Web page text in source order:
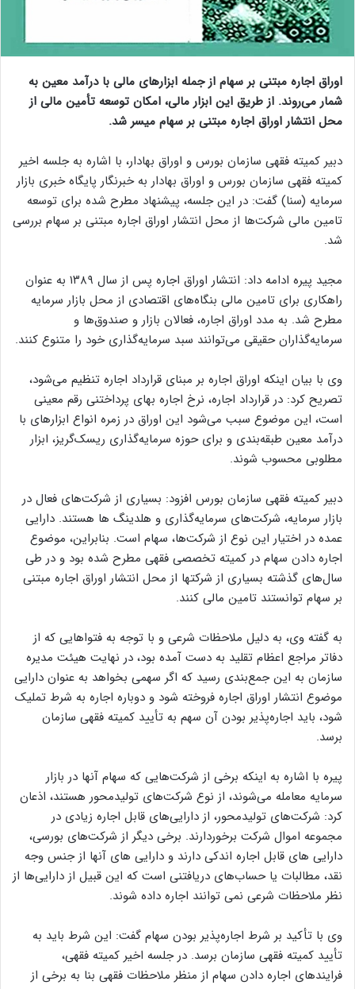
اوراق اجاره مبتنی بر سهام از جمله ابزارهای مالی با درآمد معین به
شمار می‌روند. از طریق این ابزار مالی، امکان توسعه تأمین مالی از
محل انتشار اوراق اجاره مبتنی بر سهام میسر شد.
دبیر کمیته فقهی سازمان بورس و اوراق بهادار، با اشاره به جلسه اخیر
کمیته فقهی سازمان بورس و اوراق بهادار به خبرنگار پایگاه خبری بازار
سرمایه (سنا) گفت: در این جلسه، پیشنهاد مطرح شده برای توسعه
تامین مالی شرکت‌ها از محل انتشار اوراق اجاره مبتنی بر سهام بررسی
شد.
مجید پیره ادامه داد: انتشار اوراق اجاره پس از سال ۱۳۸۹ به عنوان
راهکاری برای تامین مالی بنگاه‌های اقتصادی از محل بازار سرمایه
مطرح شد. به مدد اوراق اجاره، فعالان بازار و صندوق‌ها و
سرمایه‌گذاران حقیقی می‌توانند سبد سرمایه‌گذاری خود را متنوع کنند.
وی با بیان اینکه اوراق اجاره بر مبنای قرارداد اجاره تنظیم می‌شود،
تصریح کرد: در قرارداد اجاره، نرخ اجاره بهای پرداختنی رقم معینی
است، این موضوع سبب می‌شود این اوراق در زمره انواع ابزارهای با
درآمد معین طبقه‌بندی و برای حوزه سرمایه‌گذاری ریسک‌گریز، ابزار
مطلوبی محسوب شوند.
دبیر کمیته فقهی سازمان بورس افزود: بسیاری از شرکت‌های فعال در
بازار سرمایه، شرکت‌های سرمایه‌گذاری و هلدینگ ها هستند. دارایی
عمده‌ در اختیار این نوع از شرکت‌ها، سهام است. بنابراین، موضوع
اجاره دادن سهام در کمیته تخصصی فقهی مطرح شده بود و در طی
سال‌های گذشته بسیاری از شرکتها از محل انتشار اوراق اجاره مبتنی
بر سهام توانستند تامین مالی کنند.
به گفته وی، به دلیل ملاحظات شرعی و با توجه به فتواهایی که از
دفاتر مراجع اعظام تقلید به دست آمده بود، در نهایت هیئت مدیره
سازمان به این جمع‌بندی رسید که اگر سهمی بخواهد به عنوان دارایی
موضوع انتشار اوراق اجاره فروخته شود و دوباره اجاره به شرط تملیک
شود، باید اجاره‌پذیر بودن آن سهم به تأیید کمیته فقهی سازمان
برسد.
پیره با اشاره به اینکه برخی از شرکت‌هایی که سهام آنها در بازار
سرمایه معامله می‌شوند، از نوع شرکت‌های تولیدمحور هستند، اذعان
کرد: شرکت‌های تولیدمحور، از دارایی‌های قابل اجاره زیادی در
مجموعه اموال شرکت برخوردارند. برخی دیگر از شرکت‌های بورسی،
دارایی های قابل اجاره اندکی دارند و دارایی های آنها از جنس وجه
نقد، مطالبات یا حساب‌های دریافتنی است که این قبیل از دارایی‌ها از
نظر ملاحظات شرعی نمی توانند اجاره داده شوند.
وی با تأکید بر شرط اجاره‌پذیر بودن سهام گفت: این شرط باید به
تأیید کمیته فقهی سازمان برسد. در جلسه اخیر کمیته فقهی،
فرایندهای اجاره دادن سهام از منظر ملاحظات فقهی بنا به برخی از